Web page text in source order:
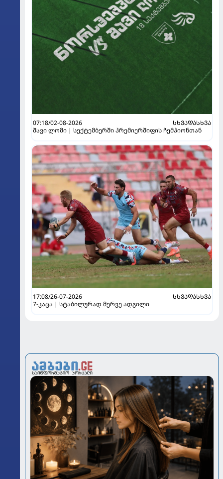
07:18/02-08-2026
ᲡᲮᲕᲐᲓᲐᲡᲮᲕᲐ
შავი ლომი | სექტემბერში პრემიერშიფის ჩემპიონთან
17:08/26-07-2026
ᲡᲮᲕᲐᲓᲐᲡᲮᲕᲐ
7-კაცა | სტაბილურად მერვე ადგილი